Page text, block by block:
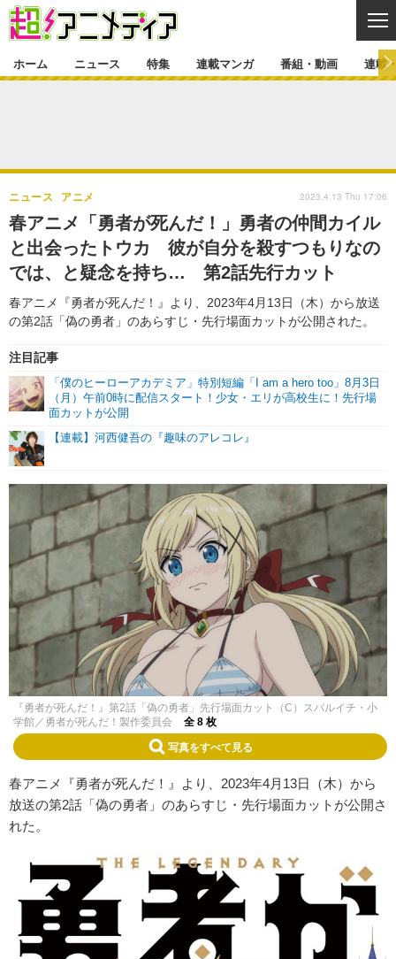
ゲーム・アプリ マンガ
グッズ イベント
声優 コスプレ
舞台 新帝スタ
特集一覧 カバー
ラキりす
連載マンガ
連載マンガ一覧 連載一覧
番組・動画
番組・動画一覧 ラジオ
動画
連載・ブログ
連載・ブログ一覧 コラム
編集部ブログ・お知らせ
ホーム ニュース 特集 連載マンガ 番組・動画 連載
春アニメ「勇者が死んだ！」勇者の仲間カイル
と出会ったトウカ 彼が自分を殺すつもりなの
では、と疑念を持ち… 第2話先行カット
春アニメ『勇者が死んだ！』より、2023年4月13日（木）から放送
の第2話「偽の勇者」のあらすじ・先行場面カットが公開された。
ニュース アニメ
注目記事
「僕のヒーローアカデミア」特別短編「I am a hero too」8月3日
（月）午前0時に配信スタート！少女・エリが高校生に！先行場
面カットが公開
【連載】河西健吾の『趣味のアレコレ』
2023.4.13 Thu 17:06
『勇者が死んだ！』第2話「偽の勇者」先行場面カット（C）スバルイチ・小
学館／勇者が死んだ！製作委員会
全 8 枚
写真をすべて見る
春アニメ『勇者が死んだ！』より、2023年4月13日（木）から
放送の第2話「偽の勇者」のあらすじ・先行場面カットが公開さ
れた。